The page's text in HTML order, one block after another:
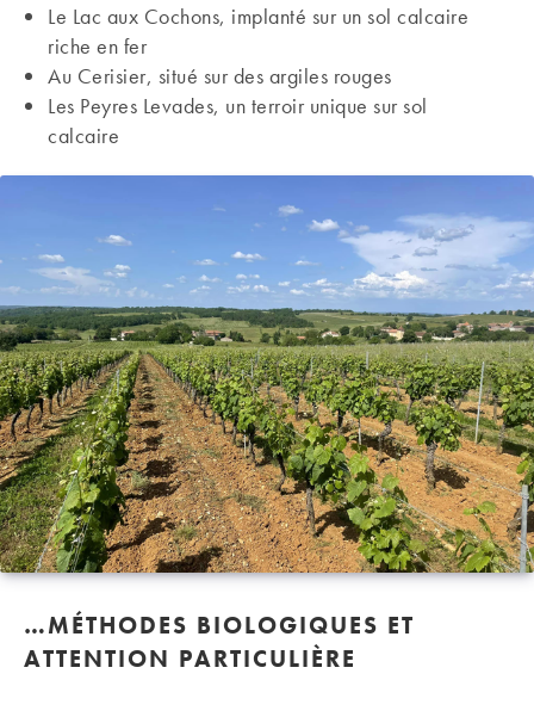
Le Lac aux Cochons, implanté sur un sol calcaire
riche en fer
Au Cerisier, situé sur des argiles rouges
Les Peyres Levades, un terroir unique sur sol
calcaire
…MÉTHODES BIOLOGIQUES ET
ATTENTION PARTICULIÈRE